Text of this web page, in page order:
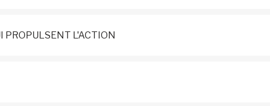
QUI PROPULSENT L'ACTION